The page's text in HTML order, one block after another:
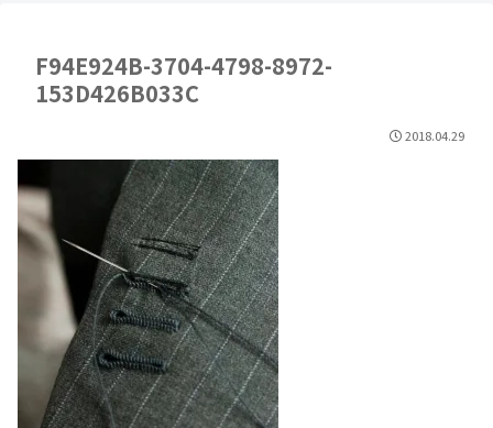
F94E924B-3704-4798-8972-
153D426B033C
2018.04.29